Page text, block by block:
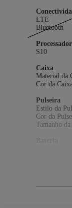
LTE
Bluetooth
Processador
S10
Caixa
Material da
Cor da
Pulseira
Estilo da
Cor da
Tamanho